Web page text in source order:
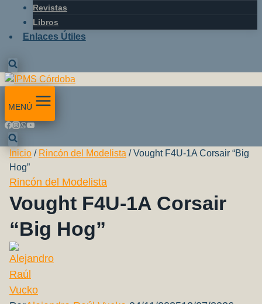
Revistas
Libros
Enlaces Útiles
MENÚ
Inicio / Rincón del Modelista / Vought F4U-1A Corsair “Big
Hog”
Rincón del Modelista
Vought F4U-1A Corsair
“Big Hog”